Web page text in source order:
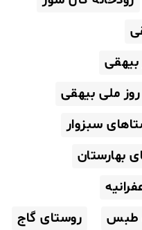
بیهقی
روز ملی بیهقی
سبزوار
بهارستان
طبس روستای گاج